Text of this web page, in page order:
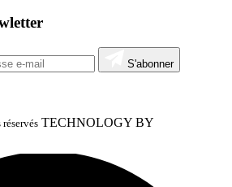
S'abonner
TECHNOLOGY BY